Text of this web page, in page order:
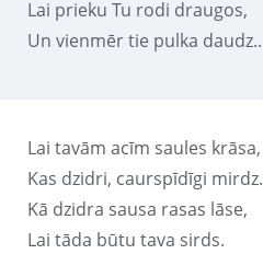
Lai prieku Tu rodi draugos,
Un vienmēr tie pulka daudz..
Lai tavām acīm saules krāsa,
Kas dzidri, caurspīdīgi mirdz.
Kā dzidra sausa rasas lāse,
Lai tāda būtu tava sirds.